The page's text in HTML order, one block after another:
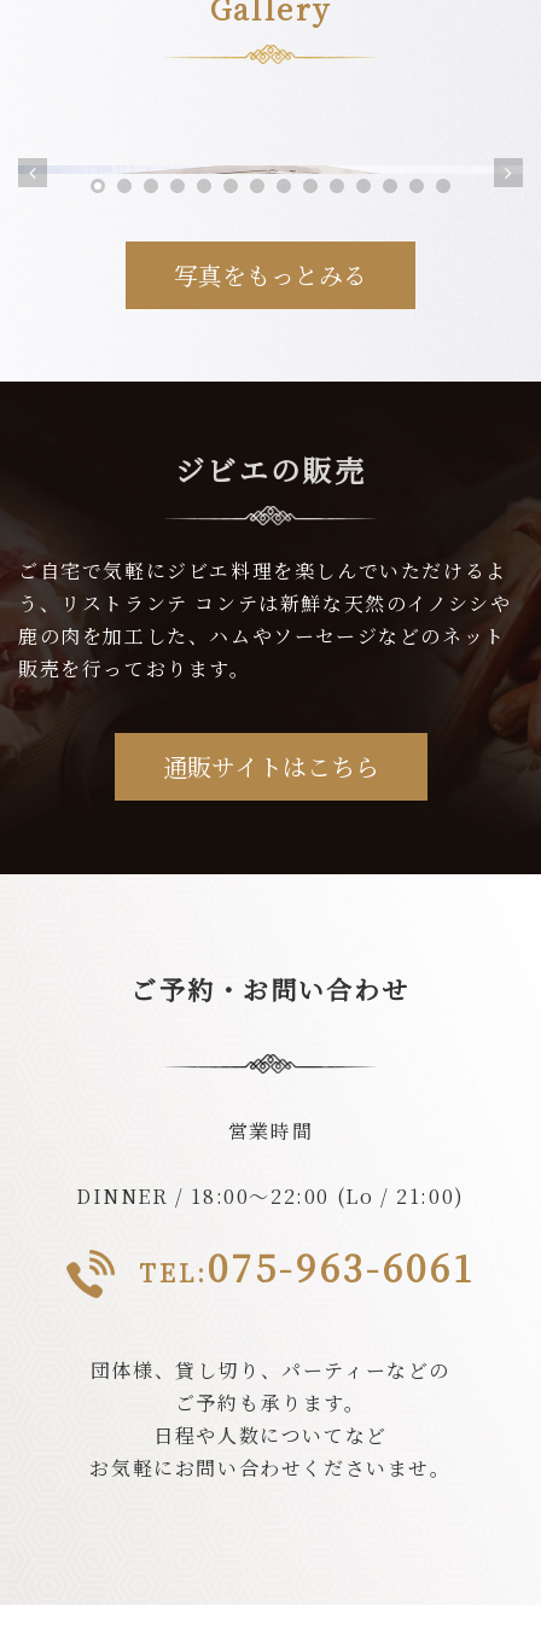
写真をもっとみる
ジビエの販売
ご自宅で気軽にジビエ料理を楽しんでいただけるよ
う、 リストランテ コンテは新鮮な天然のイノシシや
鹿の肉を加工した、 ハムやソーセージなどのネット
販売を行っております。
通販サイトはこちら
ご予約・お問い合わせ
営業時間
DINNER / 18:00～22:00 (Lo / 21:00)
TEL:075-963-6061
団体様、貸し切り、パーティーなどの
ご予約も承ります。
日程や人数についてなど
お気軽にお問い合わせくださいませ。